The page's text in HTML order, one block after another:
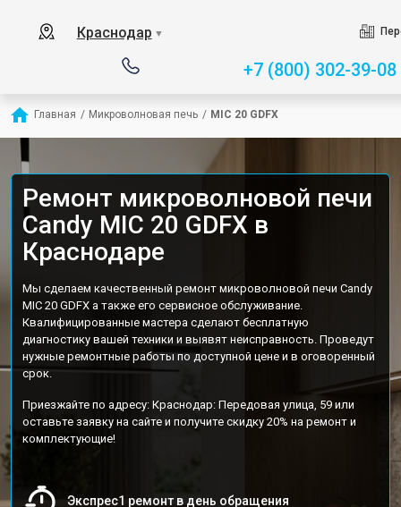
Краснодар ▼
+7 (800) 302-39-08
Главная / Микроволновая печь / MIC 20 GDFX
Ремонт микроволновой печи
Candy MIC 20 GDFX в
Краснодаре
Мы сделаем качественный ремонт микроволновой печи Candy
MIC 20 GDFX а также его сервисное обслуживание.
Квалифицированные мастера сделают бесплатную
диагностику вашей техники и выявят неисправность. Проведут
нужные ремонтные работы по доступной цене и в оговоренный
срок.
Приезжайте по адресу: Краснодар: Передовая улица, 59 или
оставьте заявку на сайте и получите скидку 20% на ремонт и
комплектующие!
Экспрес1 ремонт в день обращения